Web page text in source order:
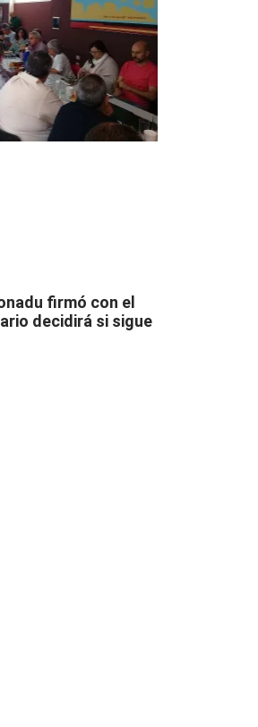
firmó con el
decidirá si sigue